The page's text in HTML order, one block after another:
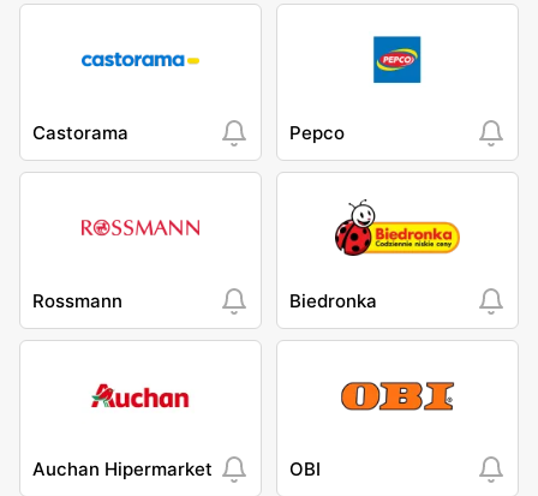
Castorama Pepco
Rossmann Biedronka
Auchan Hipermarket OBI